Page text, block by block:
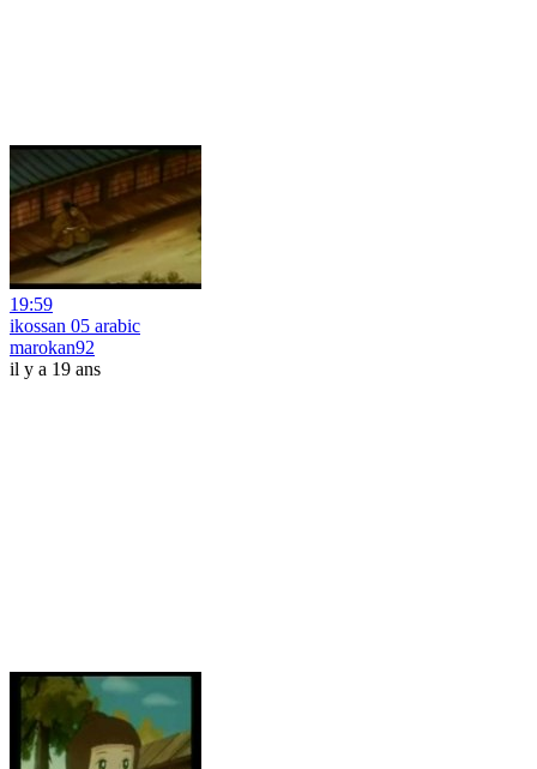
19:59
ikossan 05 arabic
marokan92
il y a 19 ans